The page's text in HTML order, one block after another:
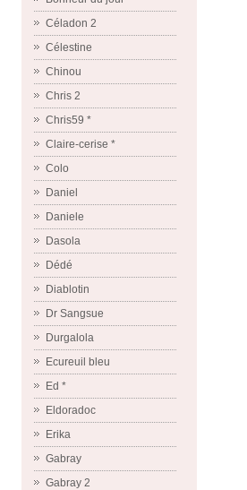
Céladon 2
Célestine
Chinou
Chris 2
Chris59 *
Claire-cerise *
Colo
Daniel
Daniele
Dasola
Dédé
Diablotin
Dr Sangsue
Durgalola
Ecureuil bleu
Ed *
Eldoradoc
Erika
Gabray
Gabray 2